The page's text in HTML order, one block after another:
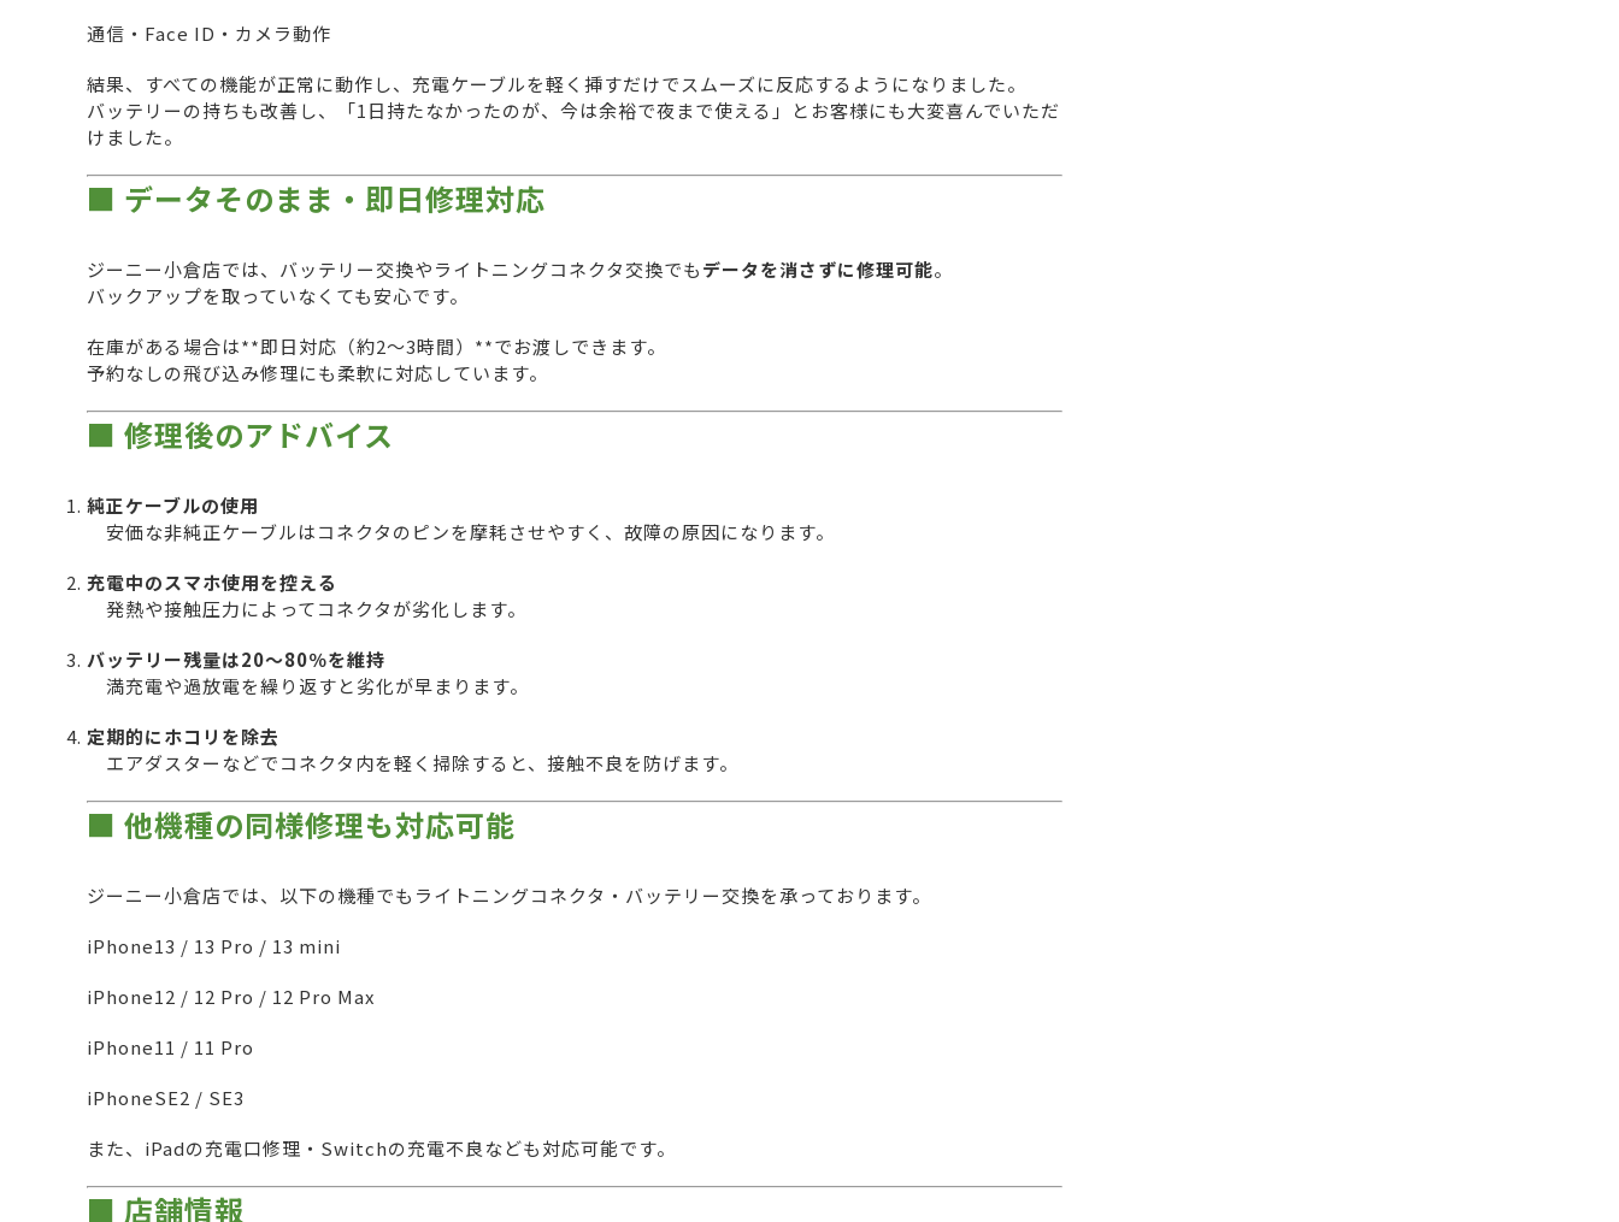
通信・Face ID・カメラ動作
結果、すべての機能が正常に動作し、充電ケーブルを軽く挿すだけでスムーズに反応するようになりました。
バッテリーの持ちも改善し、「1日持たなかったのが、今は余裕で夜まで使える」とお客様にも大変喜んでいただ
けました。
■ データそのまま・即日修理対応
ジーニー小倉店では、バッテリー交換やライトニングコネクタ交換でもデータを消さずに修理可能。
バックアップを取っていなくても安心です。
在庫がある場合は**即日対応（約2〜3時間）**でお渡しできます。
予約なしの飛び込み修理にも柔軟に対応しています。
■ 修理後のアドバイス
純正ケーブルの使用
安価な非純正ケーブルはコネクタのピンを摩耗させやすく、故障の原因になります。
充電中のスマホ使用を控える
発熱や接触圧力によってコネクタが劣化します。
バッテリー残量は20〜80％を維持
満充電や過放電を繰り返すと劣化が早まります。
定期的にホコリを除去
エアダスターなどでコネクタ内を軽く掃除すると、接触不良を防げます。
■ 他機種の同様修理も対応可能
ジーニー小倉店では、以下の機種でもライトニングコネクタ・バッテリー交換を承っております。
iPhone13 / 13 Pro / 13 mini
iPhone12 / 12 Pro / 12 Pro Max
iPhone11 / 11 Pro
iPhoneSE2 / SE3
また、iPadの充電口修理・Switchの充電不良なども対応可能です。
■ 店舗情報